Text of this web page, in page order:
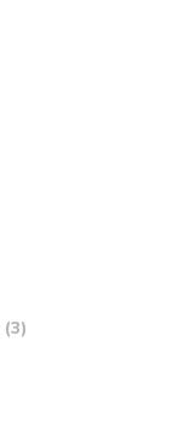
(3)